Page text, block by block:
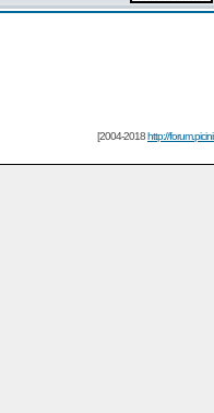
[2004-2018http://